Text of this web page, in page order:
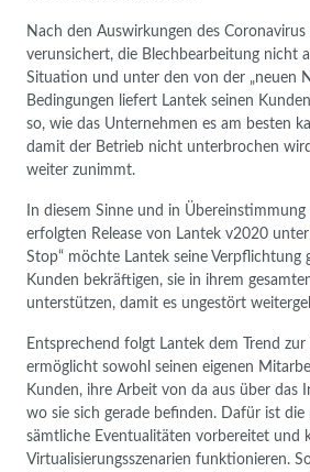
Nach den Auswirkungen des
verunsichert, die Blechbearbeitung nicht
Situation und unter den von der „neuen
Bedingungen liefert Lantek seinen
so, wie das Unternehmen es am besten
damit der Betrieb nicht unterbrochen
weiter zunimmt.
In diesem Sinne und in
erfolgten Release von Lantek v2020
Stop“ möchte Lantek seine Verpflichtung
Kunden bekräftigen, sie in ihrem
unterstützen, damit es ungestört
Entsprechend folgt Lantek dem Trend zur
ermöglicht sowohl seinen eigenen
Kunden, ihre Arbeit von da aus über das
wo sie sich gerade befinden. Dafür ist die
sämtliche Eventualitäten vorbereitet und
Virtualisierungsszenarien funktionieren.